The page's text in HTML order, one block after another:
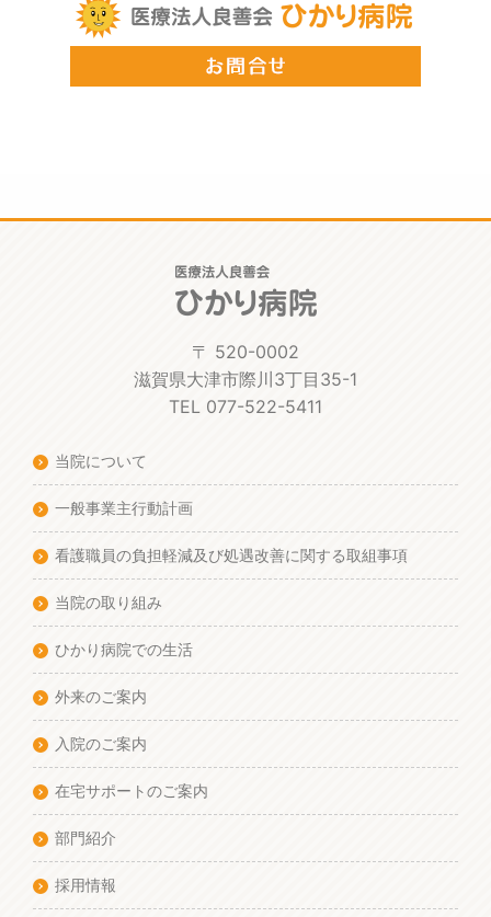
〒 520-0002
滋賀県大津市際川3丁目35-1
TEL 077-522-5411
当院について
一般事業主行動計画
看護職員の負担軽減及び処遇改善に関する取組事項
当院の取り組み
ひかり病院での生活
外来のご案内
入院のご案内
在宅サポートのご案内
部門紹介
採用情報